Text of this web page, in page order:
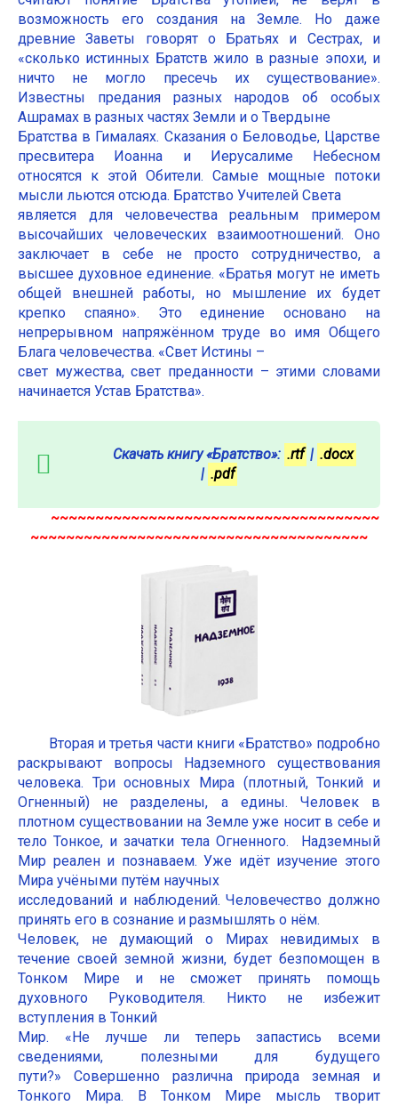
возможность его создания на Земле. Но даже
древние Заветы говорят о Братьях и Сестрах, и
«сколько истинных Братств жило в разные эпохи, и
ничто не могло пресечь их существование».
Известны предания разных народов об особых
Ашрамах в разных частях Земли и о Твердыне
Братства в Гималаях. Сказания о Беловодье, Царстве
пресвитера Иоанна и Иерусалиме Небесном
относятся к этой Обители. Самые мощные потоки
мысли льются отсюда. Братство Учителей Света
является для человечества реальным примером
высочайших человеческих взаимоотношений. Оно
заключает в себе не просто сотрудничество, а
высшее духовное единение. «Братья могут не иметь
общей внешней работы, но мышление их будет
крепко спаяно». Это единение основано на
непрерывном напряжённом труде во имя Общего
Блага человечества. «Свет Истины –
свет мужества, свет преданности – этими словами
начинается Устав Братства».
Скачать книгу «Братство»: .rtf | .docx
| .pdf
~~~~~~~~~~~~~~~~~~~~~~~~~~~~~~~~~~~~~
~~~~~~~~~~~~~~~~~~~~~~~~~~~~~~~~~~~~~~
Вторая и третья части книги «Братство» подробно
раскрывают вопросы Надземного существования
человека. Три основных Мира (плотный, Тонкий и
Огненный) не разделены, а едины. Человек в
плотном существовании на Земле уже носит в себе и
тело Тонкое, и зачатки тела Огненного. Надземный
Мир реален и познаваем. Уже идёт изучение этого
Мира учёными путём научных
исследований и наблюдений. Человечество должно
принять его в сознание и размышлять о нём.
Человек, не думающий о Мирах невидимых в
течение своей земной жизни, будет безпомощен в
Тонком Мире и не сможет принять помощь
духовного Руководителя. Никто не избежит
вступления в Тонкий
Мир. «Не лучше ли теперь запастись всеми
сведениями, полезными для будущего
пути?» Совершенно различна природа земная и
Тонкого Мира. В Тонком Мире мысль творит